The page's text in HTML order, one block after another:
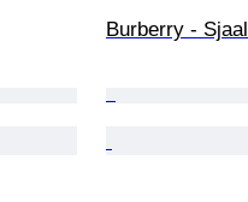
Burberry - Sjaal